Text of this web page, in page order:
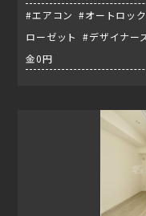
#エアコン #オートロッ
ローゼット #デザイナー
金0円